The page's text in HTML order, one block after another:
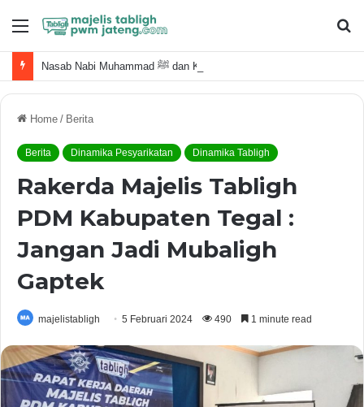
Menu
Nasab Nabi Muhammad ﷺ dan Keluarga Terdekat
Home / Berita
Berita Dinamika Pesyarikatan Dinamika Tabligh
Rakerda Majelis Tabligh
PDM Kabupaten Tegal :
Jangan Jadi Mubaligh
Gaptek
majelistabligh 5 Februari 2024 490 1 minute read